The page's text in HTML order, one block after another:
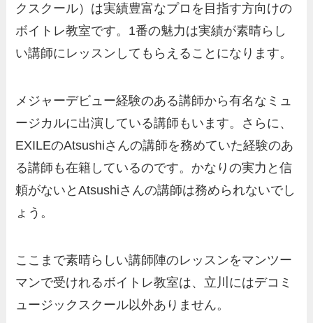
クスクール）は実績豊富なプロを目指す方向けの
ボイトレ教室です。1番の魅力は実績が素晴らし
い講師にレッスンしてもらえることになります。
メジャーデビュー経験のある講師から有名なミュ
ージカルに出演している講師もいます。さらに、
EXILEのAtsushiさんの講師を務めていた経験のあ
る講師も在籍しているのです。かなりの実力と信
頼がないとAtsushiさんの講師は務められないでし
ょう。
ここまで素晴らしい講師陣のレッスンをマンツー
マンで受けれるボイトレ教室は、立川にはデコミ
ュージックスクール以外ありません。